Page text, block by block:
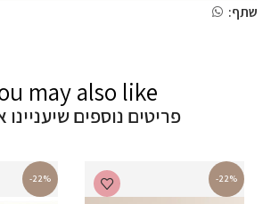
שתף:
may also like
פריטים נוספים
-22%
-22%